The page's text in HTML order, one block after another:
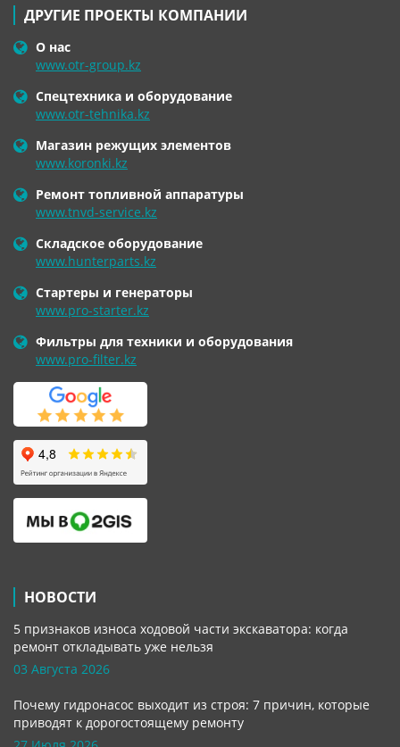
ДРУГИЕ ПРОЕКТЫ КОМПАНИИ
О нас
www.otr-group.kz
Спецтехника и оборудование
www.otr-tehnika.kz
Магазин режущих элементов
www.koronki.kz
Ремонт топливной аппаратуры
www.tnvd-service.kz
Складское оборудование
www.hunterparts.kz
Стартеры и генераторы
www.pro-starter.kz
Фильтры для техники и оборудования
www.pro-filter.kz
НОВОСТИ
5 признаков износа ходовой части экскаватора: когда
ремонт откладывать уже нельзя
03 Августа 2026
Почему гидронасос выходит из строя: 7 причин, которые
приводят к дорогостоящему ремонту